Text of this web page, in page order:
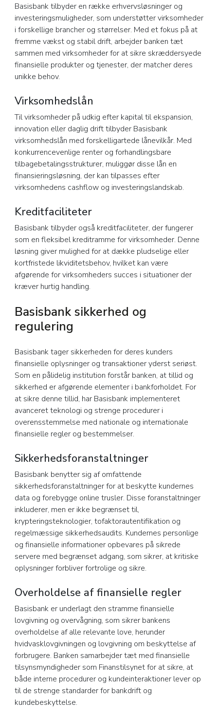
Basisbank tilbyder en række erhvervsløsninger og
investeringsmuligheder, som understøtter virksomheder
i forskellige brancher og størrelser. Med et fokus på at
fremme vækst og stabil drift, arbejder banken tæt
sammen med virksomheder for at sikre skræddersyede
finansielle produkter og tjenester, der matcher deres
unikke behov.
Virksomhedslån
Til virksomheder på udkig efter kapital til ekspansion,
innovation eller daglig drift tilbyder Basisbank
virksomhedslån med forskelligartede lånevilkår. Med
konkurrencevenlige renter og forhandlingsbare
tilbagebetalingsstrukturer, muliggør disse lån en
finansieringsløsning, der kan tilpasses efter
virksomhedens cashflow og investeringslandskab.
Kreditfaciliteter
Basisbank tilbyder også kreditfaciliteter, der fungerer
som en fleksibel kreditramme for virksomheder. Denne
løsning giver mulighed for at dække pludselige eller
kortfristede likviditetsbehov, hvilket kan være
afgørende for virksomheders succes i situationer der
kræver hurtig handling.
Basisbank sikkerhed og
regulering
Basisbank tager sikkerheden for deres kunders
finansielle oplysninger og transaktioner yderst seriøst.
Som en pålidelig institution forstår banken, at tillid og
sikkerhed er afgørende elementer i bankforholdet. For
at sikre denne tillid, har Basisbank implementeret
avanceret teknologi og strenge procedurer i
overensstemmelse med nationale og internationale
finansielle regler og bestemmelser.
Sikkerhedsforanstaltninger
Basisbank benytter sig af omfattende
sikkerhedsforanstaltninger for at beskytte kundernes
data og forebygge online trusler. Disse foranstaltninger
inkluderer, men er ikke begrænset til,
krypteringsteknologier, tofaktorautentifikation og
regelmæssige sikkerhedsaudits. Kundernes personlige
og finansielle informationer opbevares på sikrede
servere med begrænset adgang, som sikrer, at kritiske
oplysninger forbliver fortrolige og sikre.
Overholdelse af finansielle regler
Basisbank er underlagt den stramme finansielle
lovgivning og overvågning, som sikrer bankens
overholdelse af alle relevante love, herunder
hvidvasklovgivningen og lovgivning om beskyttelse af
forbrugere. Banken samarbejder tæt med finansielle
tilsynsmyndigheder som Finanstilsynet for at sikre, at
både interne procedurer og kundeinteraktioner lever op
til de strenge standarder for bankdrift og
kundebeskyttelse.